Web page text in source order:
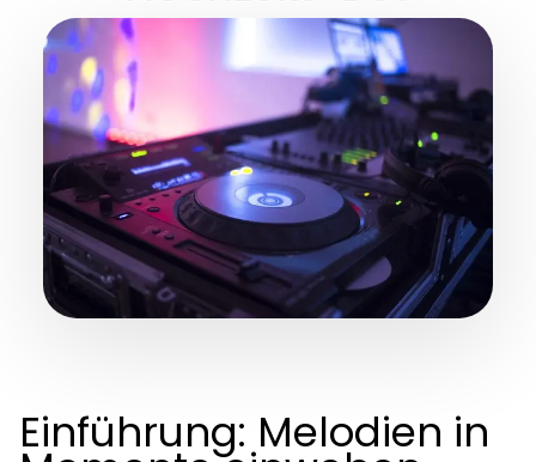
Einführung: Melodien in